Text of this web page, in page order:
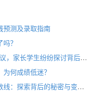
预测及录取指南
？
中考122，中考成绩揭晓：122分引发热议，家长学生纷纷探讨背后秘密
何成绩低迷？
初三中考成绩分数线，初三中考成绩分数线：探索背后的秘密与变革趋势